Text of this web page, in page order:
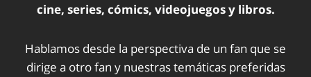
cine, series, cómics, videojuegos y libros.
Hablamos desde la perspectiva de un fan que se
dirige a otro fan y nuestras temáticas preferidas